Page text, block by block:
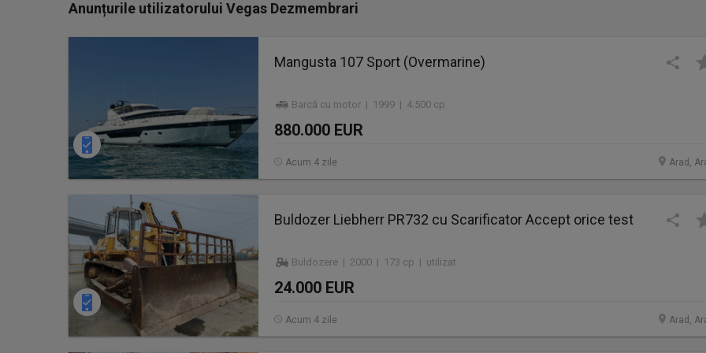
Anunțurile utilizatorului Vegas Dezmembrari
Mangusta 107 Sport (Overmarine)
Barcă cu motor | 1999 | 4.500 cp
880.000 EUR
Arad,
Acum 4 zile
Buldozer Liebherr PR732 cu Scarificator Accept orice test
Buldozere | 2000 | 173 cp | utilizat
24.000 EUR
Arad,
Acum 4 zile